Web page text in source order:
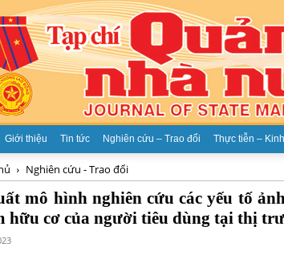
Giới thiệu Tin tức Nghiên cứu – Trao đổi Thực tiễn –
Nghiên cứu - Trao đổi
mô hình nghiên cứu các yếu tố
hữu cơ của người tiêu dùng tại thị